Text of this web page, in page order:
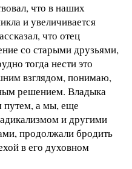
что в наших
и увеличивается
что отец
со старыми друзьями,
тогда нести это
взглядом, понимаю,
решением. Владыка
путем, а мы, еще
и другими
продолжали бродить
в его духовном